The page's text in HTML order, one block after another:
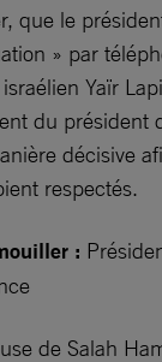
que le
» par
Yaïr
du président
décisive
respectés.
:
de Salah